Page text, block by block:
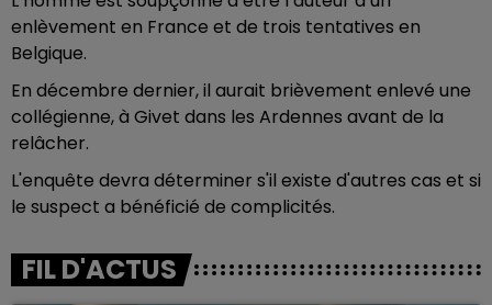
enlèvement en France et de trois tentatives en
Belgique.
En décembre dernier, il aurait brièvement enlevé une
collégienne, à Givet dans les Ardennes avant de la
relâcher.
L'enquête devra déterminer s'il existe d'autres cas et si
le suspect a bénéficié de complicités.
FIL D'ACTUS